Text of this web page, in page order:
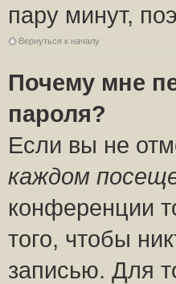
пару минут,
Вернуться к началу
Почему мне
пароля?
Если вы не
каждом
конференции
того, чтобы
записью. Для